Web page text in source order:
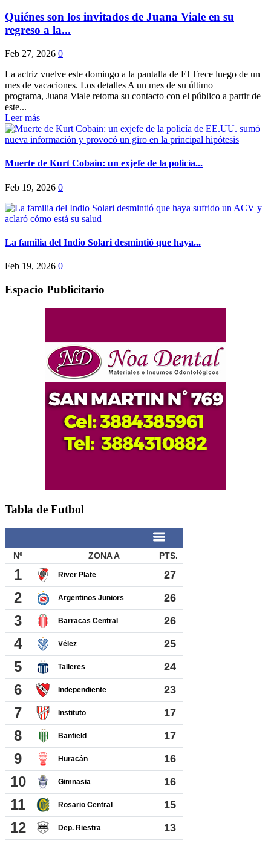
Quiénes son los invitados de Juana Viale en su
regreso a la...
Feb 27, 2026 0
La actriz vuelve este domingo a la pantalla de El Trece luego de un
mes de vacaciones. Los detalles A un mes de su último
programa, Juana Viale retoma su contacto con el público a partir de
este...
Leer más
Muerte de Kurt Cobain: un exjefe de la policía...
Feb 19, 2026 0
La familia del Indio Solari desmintió que haya...
Feb 19, 2026 0
Espacio Publicitario
Tabla de Futbol